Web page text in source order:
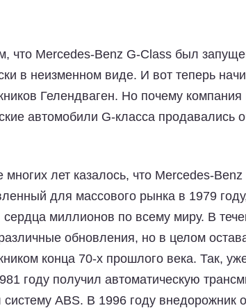
что Mercedes-Benz G-Class был
в неизменном виде. И вот теперь
Гелендваген. Но почему
автомобили G-класса продавались
многих лет казалось, что Mercedes-
для массового рынка в 1979
сердца миллионов по всему миру. В
обновления, но в целом
конца 70-х прошлого века. Так,
году получил автоматическую
систему ABS. В 1996 году